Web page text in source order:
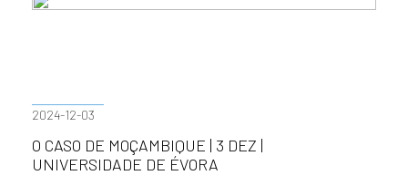
2024-12-03
O CASO DE MOÇAMBIQUE | 3 DEZ |
UNIVERSIDADE DE ÉVORA